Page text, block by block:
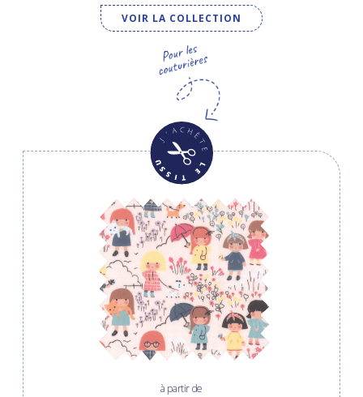
VOIR LA COLLECTION
à partir de